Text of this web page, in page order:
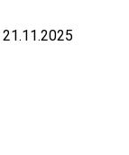
21.11.2025